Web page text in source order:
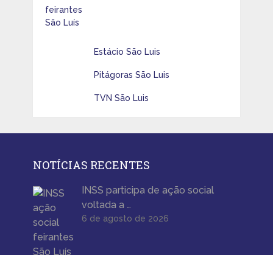
Estácio São Luis
Pitágoras São Luis
TVN São Luis
NOTÍCIAS RECENTES
INSS participa de ação social
voltada a …
6 de agosto de 2026